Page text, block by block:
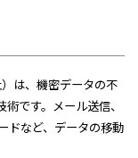
は、機密データの不
です。メール送信、
ドなど、データの移動